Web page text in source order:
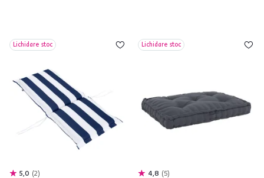
Lichidare stoc
5,0 2
Lichidare stoc
4,8 5